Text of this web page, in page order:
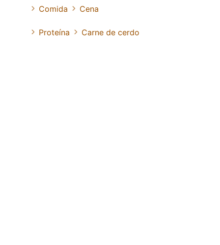
Comida
Cena
Proteína Carne de cerdo